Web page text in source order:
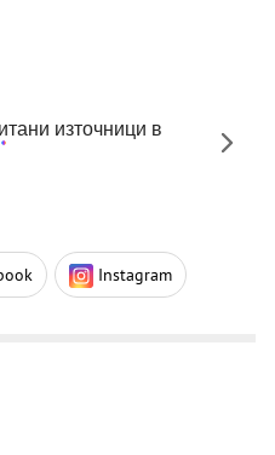
източници в
Instagram